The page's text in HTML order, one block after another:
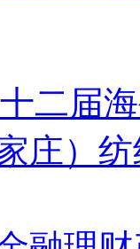
二届
庄）